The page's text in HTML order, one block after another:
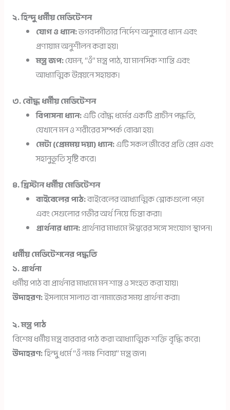
২. হিন্দু ধর্মীয় মেডিটেশন
যোগ ও ধ্যান:ভগবদ্গীতার নির্দেশ অনুসারে ধ্যান এবং
প্রণায়াম অনুশীলন করা হয়।
মন্ত্র জপ:যেমন, “ওঁ” মন্ত্র পাঠ, যা মানসিক শান্তি এবং
আধ্যাত্মিক উন্নয়নে সহায়ক।
৩. বৌদ্ধ ধর্মীয় মেডিটেশন
বিপাসনা ধ্যান:এটি বৌদ্ধ ধর্মের একটি প্রাচীন পদ্ধতি,
যেখানে মন ও শরীরের সম্পর্ক বোঝা হয়।
মেটা (প্রেমময় দয়া) ধ্যান:এটি সকল জীবের প্রতি প্রেম এবং
সহানুভূতি সৃষ্টি করে।
৪. খ্রিস্টান ধর্মীয় মেডিটেশন
বাইবেলের পাঠ:বাইবেলের আধ্যাত্মিক শ্লোকগুলো পড়া
এবং সেগুলোর গভীর অর্থ নিয়ে চিন্তা করা।
প্রার্থনার ধ্যান:প্রার্থনার মাধ্যমে ঈশ্বরের সঙ্গে সংযোগ স্থাপন।
ধর্মীয় মেডিটেশনের পদ্ধতি
১. প্রার্থনা
ধর্মীয় পাঠ বা প্রার্থনার মাধ্যমে মন শান্ত ও সংহত করা যায়।
উদাহরণ:ইসলামে সালাত বা নামাজের সময় প্রার্থনা করা।
২. মন্ত্র পাঠ
বিশেষ ধর্মীয় মন্ত্র বারবার পাঠ করা আধ্যাত্মিক শক্তি বৃদ্ধি করে।
উদাহরণ:হিন্দু ধর্মে “ওঁ নমঃ শিবায়” মন্ত্র জপ।